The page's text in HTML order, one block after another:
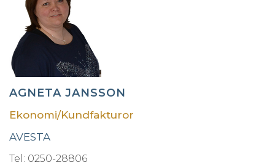
AGNETA JANSSON
Ekonomi/Kundfakturor
AVESTA
Tel: 0250-28806